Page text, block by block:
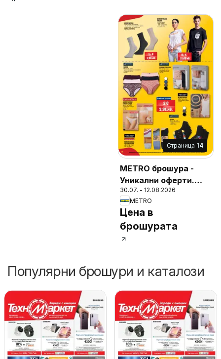
Cтраница 14
METRO брошура -
Уникални оферти.
Финални бройки
30.07. - 12.08.2026
METRO
Цена в
брошурата
Популярни брошури и каталози